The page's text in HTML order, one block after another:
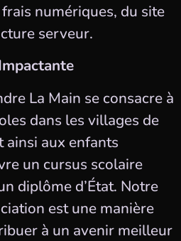
numériques, du site
serveur.
La Main se consacre à
dans les villages de
ainsi aux enfants
un cursus scolaire
diplôme d’État. Notre
est une manière
à un avenir meilleur